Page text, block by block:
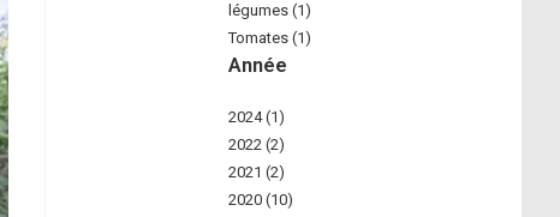
légumes (1)
Tomates (1)
Année
2024 (1)
2022 (2)
2021 (2)
2020 (10)